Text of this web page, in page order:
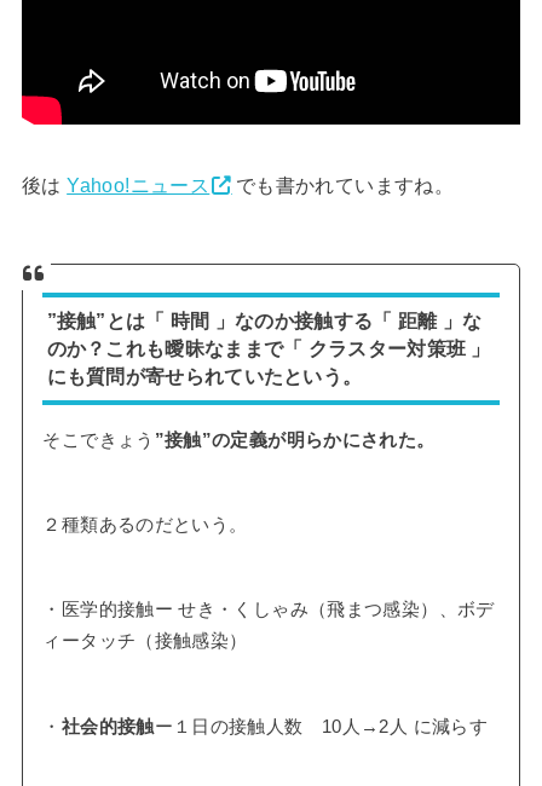
後はYahoo!ニュース でも書かれていますね。
”接触”とは「 時間 」なのか接触する「 距離 」な
のか？これも曖昧なままで「 クラスター対策班 」
にも質問が寄せられていたという。
そこできょう ”接触”の定義が明らかにされた。
２種類あるのだという。
・医学的接触ー せき・くしゃみ（飛まつ感染）、ボデ
ィータッチ（接触感染）
・ 社会的接触ー１日の接触人数 10人→2人 に減らす